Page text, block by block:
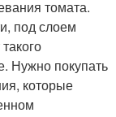
томата.
под слоем
Нужно покупать
которые